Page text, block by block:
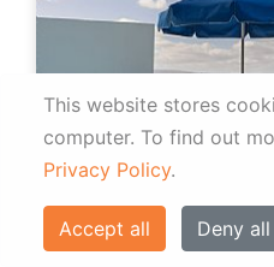
This website stores
computer. To find out
Privacy Policy.
Accept all Deny all